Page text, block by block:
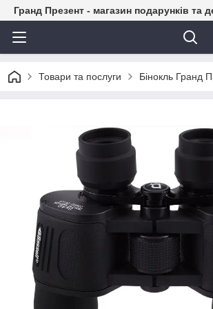
Гранд Презент - магазин подарунків та
Товари та послуги Бінокль Гранд